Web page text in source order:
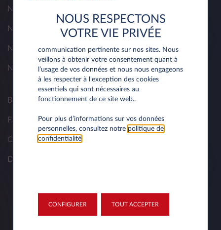
Nos produits
Nos offres LLD
Nos marques
Notre espace client
Blog
FAQ
Contacts
Demandez un devis
NOUS RESPECTONS
VOTRE VIE PRIVÉE
Nous utilisons les cookies afin de vous offrir
communication pertinente sur nos sites. Nous
veillons à obtenir votre consentement quant à
l’usage de vos données et nous nous engageons
à les respecter à l'exception des cookies
essentiels qui sont nécessaires au
fonctionnement de ce site web..
Pour plus d’informations sur vos données
personnelles, consultez notre politique de
confidentialité.
CONFIGURER TOUT ACCEPTER